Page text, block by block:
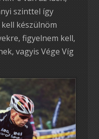
szinttel így
készülnöm
figyelnem kell,
vagyis Vége Víg